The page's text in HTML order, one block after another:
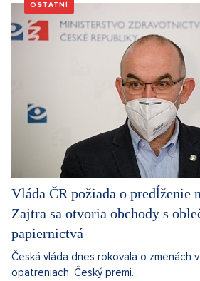
OSTATNÍ
Vláda ČR požiada o predĺženie
Zajtra sa otvoria obchody s
papiernictvá
Česká vláda dnes rokovala o zmenách
opatreniach. Český premi...